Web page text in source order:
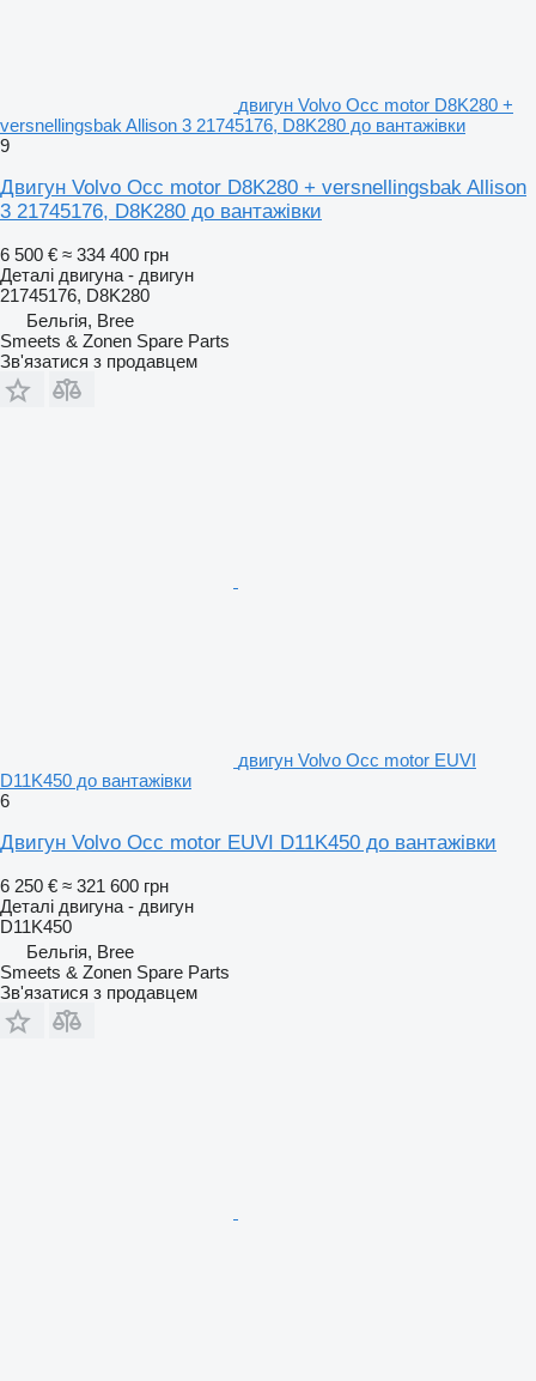
двигун Volvo Occ motor D8K280 +
versnellingsbak Allison 3 21745176, D8K280 до вантажівки
9
Двигун Volvo Occ motor D8K280 + versnellingsbak Allison
3 21745176, D8K280 до вантажівки
6 500 € ≈ 334 400 грн
Деталі двигуна - двигун
21745176, D8K280
Бельгія, Bree
Smeets & Zonen Spare Parts
Зв'язатися з продавцем
двигун Volvo Occ motor EUVI
D11K450 до вантажівки
6
Двигун Volvo Occ motor EUVI D11K450 до вантажівки
6 250 € ≈ 321 600 грн
Деталі двигуна - двигун
D11K450
Бельгія, Bree
Smeets & Zonen Spare Parts
Зв'язатися з продавцем